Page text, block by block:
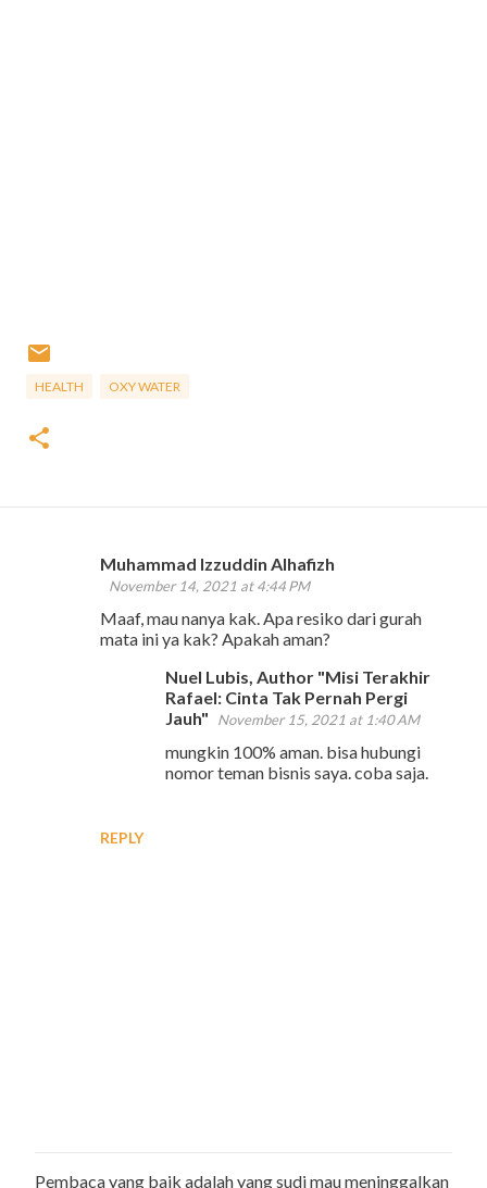
HEALTH OXY WATER
Muhammad Izzuddin Alhafizh
November 14, 2021 at 4:44 PM
Maaf, mau nanya kak. Apa resiko dari gurah
mata ini ya kak? Apakah aman?
REPLY
Nuel Lubis, Author "Misi Terakhir
Rafael: Cinta Tak Pernah Pergi
Jauh"
November 15, 2021 at 1:40 AM
mungkin 100% aman. bisa hubungi
nomor teman bisnis saya. coba saja.
Pembaca yang baik adalah yang sudi mau meninggalkan